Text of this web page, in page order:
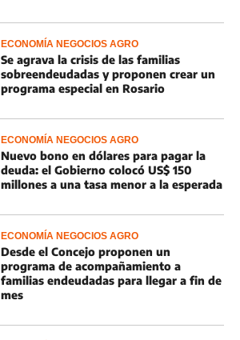
ECONOMÍA NEGOCIOS AGRO
Se agrava la crisis de las familias
sobreendeudadas y proponen crear un
programa especial en Rosario
ECONOMÍA NEGOCIOS AGRO
Nuevo bono en dólares para pagar la
deuda: el Gobierno colocó US$ 150
millones a una tasa menor a la esperada
ECONOMÍA NEGOCIOS AGRO
Desde el Concejo proponen un
programa de acompañamiento a
familias endeudadas para llegar a fin de
mes